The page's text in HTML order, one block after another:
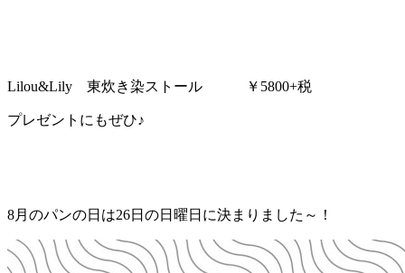
Lilou&Lily 東炊き染ストール ￥5800+税
プレゼントにもぜひ♪
8月のパンの日は26日の日曜日に決まりました～！